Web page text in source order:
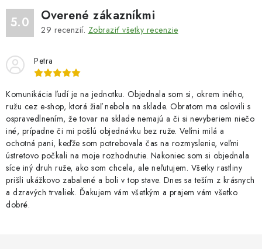
5.0 Overené zákazníkmi
29 recenzií. Zobraziť všetky recenzie
Petra
Komunikácia ľudí je na jednotku. Objednala som si, okrem iného,
ružu cez e-shop, ktorá žiaľ nebola na sklade. Obratom ma oslovili s
ospravedlnením, že tovar na sklade nemajú a či si nevyberiem niečo
iné, prípadne či mi pošlú objednávku bez ruže. Veľmi milá a
ochotná pani, keďže som potrebovala čas na rozmyslenie, veľmi
ústretovo počkali na moje rozhodnutie. Nakoniec som si objednala
síce iný druh ruže, ako som chcela, ale neľutujem. Všetky rastliny
prišli ukážkovo zabalené a boli v top stave. Dnes sa teším z krásnych
a dzravých trvaliek. Ďakujem vám všetkým a prajem vám všetko
dobré.